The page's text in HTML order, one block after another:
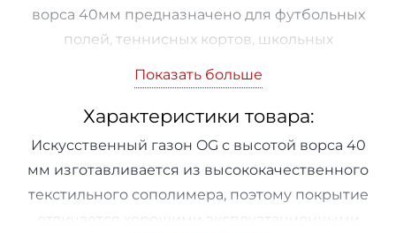
ворса 40мм предназначено для футбольных
полей, теннисных кортов, школьных
площадок. Полное описание Dtex/Дэтекс 8
800 Высота(мм) 40 Тафтинг 5/8 Плотность 10
500 Стежков м2 165 Подложка PE
Cloth+Net+Black SBR Latex Тип нити
Monofilament PE Ширина нити 1,15 Количество
Показать больше
Характеристики товара:
Искусственный газон OG с высотой ворса 40
мм изготавливается из высококачественного
текстильного сополимера, поэтому покрытие